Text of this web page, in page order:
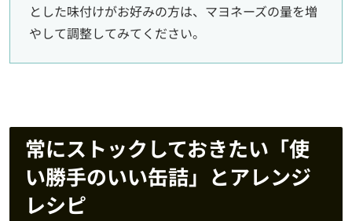
とした味付けがお好みの方は、マヨネーズの量を増
やして調整してみてください。
常にストックしておきたい「使
い勝手のいい缶詰」とアレンジ
レシピ